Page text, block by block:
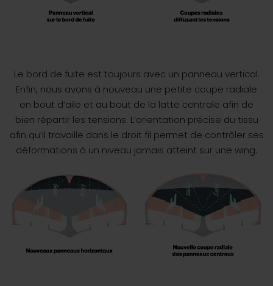
Le bord de fuite est toujours avec un panneau vertical.
Enfin, nous avons à nouveau une petite coupe radiale
en bout d’aile et au bout de la latte centrale afin de
bien répartir les tensions. L’orientation précise du tissu
afin qu’il travaille dans le droit fil permet de contrôler ses
déformations à un niveau jamais atteint sur une wing.